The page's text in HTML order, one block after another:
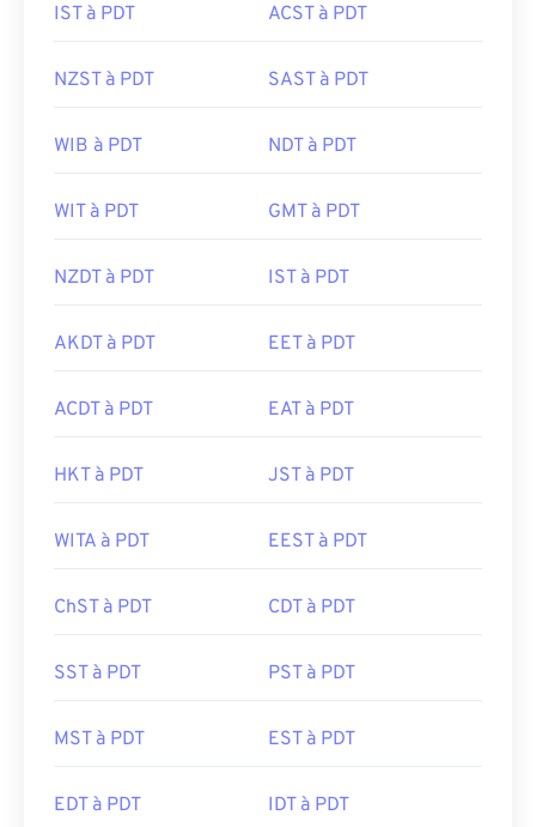
IST à PDT ACST à PDT
NZST à PDT SAST à PDT
WIB à PDT NDT à PDT
WIT à PDT GMT à PDT
NZDT à PDT IST à PDT
AKDT à PDT EET à PDT
ACDT à PDT EAT à PDT
HKT à PDT JST à PDT
WITA à PDT EEST à PDT
ChST à PDT CDT à PDT
SST à PDT PST à PDT
MST à PDT EST à PDT
EDT à PDT IDT à PDT